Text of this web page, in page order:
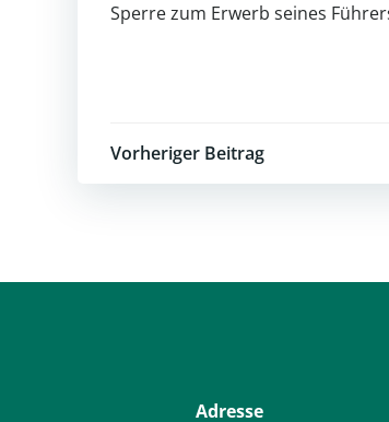
Sperre zum Erwerb seines
Post
Vorheriger Beitrag
Adresse